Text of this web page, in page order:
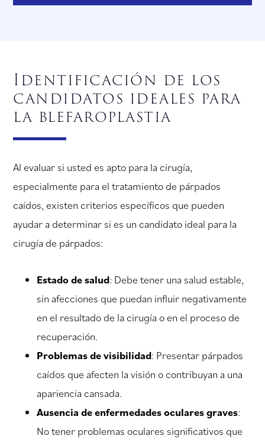
Identificación de los
candidatos ideales para
la blefaroplastia
Al evaluar si usted es apto para la cirugía,
especialmente para el tratamiento de párpados
caídos, existen criterios específicos que pueden
ayudar a determinar si es un candidato ideal para la
cirugía de párpados:
Estado de salud: Debe tener una salud estable,
sin afecciones que puedan influir negativamente
en el resultado de la cirugía o en el proceso de
recuperación.
Problemas de visibilidad: Presentar párpados
caídos que afecten la visión o contribuyan a una
apariencia cansada.
Ausencia de enfermedades oculares graves:
No tener problemas oculares significativos que